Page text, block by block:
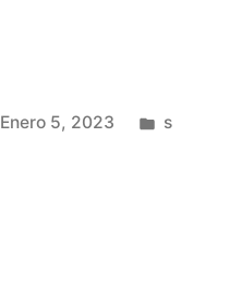
Enero 5, 2023 s